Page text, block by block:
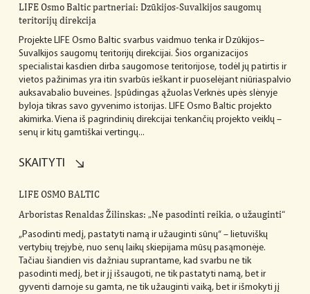
LIFE Osmo Baltic partneriai: Dzūkijos-Suvalkijos saugomų
teritorijų direkcija
Projekte LIFE Osmo Baltic svarbus vaidmuo tenka ir Dzūkijos–
Suvalkijos saugomų teritorijų direkcijai. Šios organizacijos
specialistai kasdien dirba saugomose teritorijose, todėl jų patirtis ir
vietos pažinimas yra itin svarbūs ieškant ir puoselėjant niūriaspalvio
auksavabalio buveines. Įspūdingas ąžuolas Verknės upės slėnyje
byloja tikras savo gyvenimo istorijas. LIFE Osmo Baltic projekto
akimirka. Viena iš pagrindinių direkcijai tenkančių projekto veiklų –
senų ir kitų gamtiškai vertingų...
SKAITYTI
LIFE OSMO BALTIC
Arboristas Renaldas Žilinskas: „Ne pasodinti reikia, o užauginti“
„Pasodinti medį, pastatyti namą ir užauginti sūnų“ – lietuviškų
vertybių trejybė, nuo senų laikų skiepijama mūsų pasąmonėje.
Tačiau šiandien vis dažniau suprantame, kad svarbu ne tik
pasodinti medį, bet ir jį išsaugoti, ne tik pastatyti namą, bet ir
gyventi darnoje su gamta, ne tik užauginti vaiką, bet ir išmokyti jį